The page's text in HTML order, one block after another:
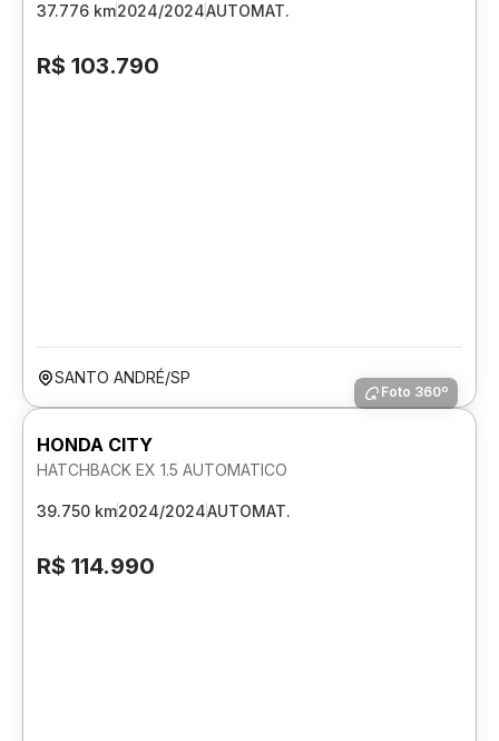
37.776 km2024/2024AUTOMAT.
R$ 103.790
SANTO ANDRÉ/SP
Foto 360º
HONDA CITY
HATCHBACK EX 1.5 AUTOMATICO
39.750 km2024/2024AUTOMAT.
R$ 114.990